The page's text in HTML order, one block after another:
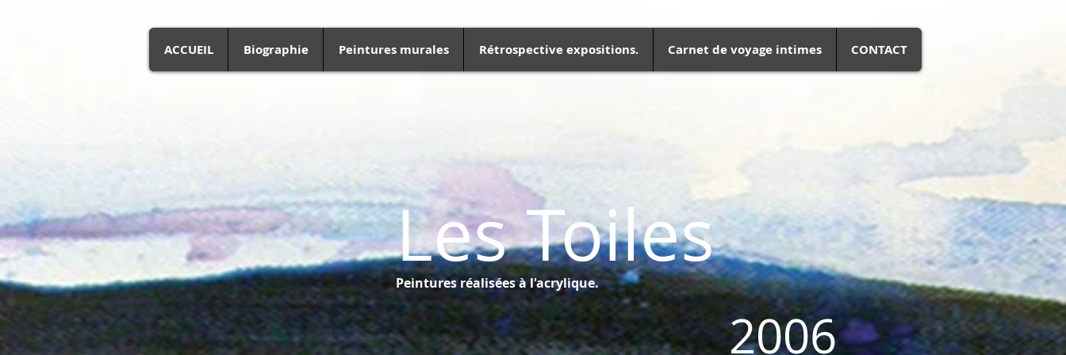
ACCUEIL Biographie Peintures murales Rétrospective expositions. Carnet de voyage intimes CONTACT
Les Toiles
Peintures réalisées à l'acrylique.
2006